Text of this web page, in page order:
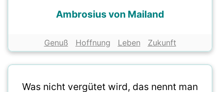
Ambrosius von Mailand
Genuß Hoffnung Leben Zukunft
Was nicht vergütet wird, das nennt man